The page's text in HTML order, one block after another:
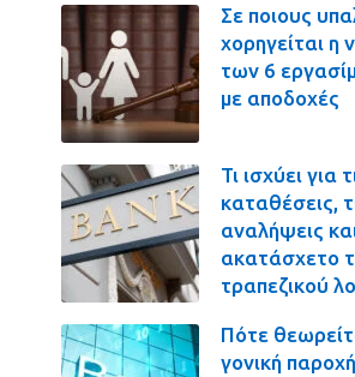
Σε ποιους
χορηγείται η
των 6
με αποδοχές
Τι ισχύει για
καταθέσεις,
αναλήψεις
ακατάσχετο
τραπεζικού
Πότε
γονική